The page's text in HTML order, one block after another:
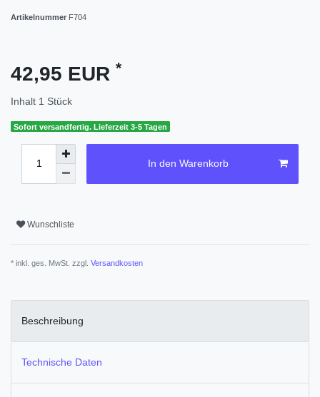
Artikelnummer F704
42,95 EUR *
Inhalt 1 Stück
Sofort versandfertig. Lieferzeit 3-5 Tagen
In den Warenkorb
Wunschliste
* inkl. ges. MwSt. zzgl. Versandkosten
Beschreibung
Technische Daten